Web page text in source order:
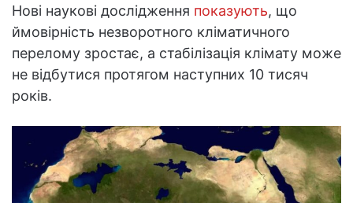
Нові наукові дослідження показують, що
ймовірність незворотного кліматичного
перелому зростає, а стабілізація клімату може
не відбутися протягом наступних 10 тисяч
років.